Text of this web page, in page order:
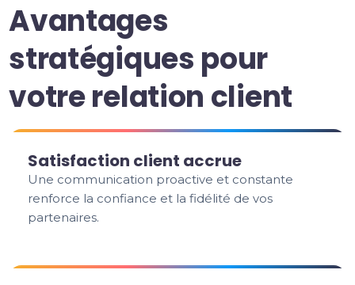
Avantages
stratégiques pour
votre relation client
Satisfaction client accrue
Une communication proactive et constante
renforce la confiance et la fidélité de vos
partenaires.